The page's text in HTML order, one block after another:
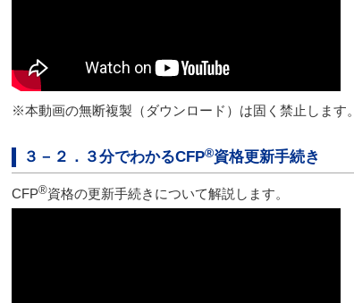
※本動画の無断複製（ダウンロード）は固く禁止します。
３－２．３分でわかるCFP®資格更新手続き
CFP®資格の更新手続きについて解説します。